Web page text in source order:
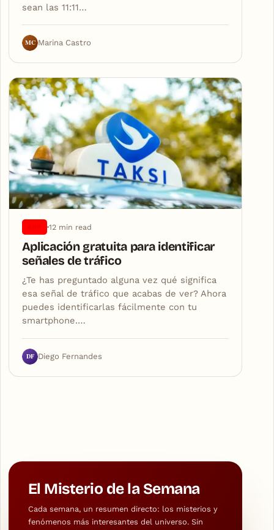
sean las 11:11…
MC Marina Castro
12 min read
Aplicación gratuita para identificar
señales de tráfico
¿Te has preguntado alguna vez qué significa
esa señal de tráfico que acabas de ver? Ahora
puedes identificarlas fácilmente con tu
smartphone.…
DF Diego Fernandes
El Misterio de la Semana
Cada semana, un resumen directo: los misterios y
fenómenos más interesantes del universo. Sin